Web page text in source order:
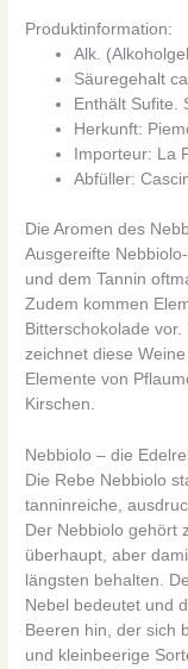
Produktinformation:
Alk.
Säuregehalt
Enthält Sufite.
Herkunft:
Importeur: La
Abfüller:
Die Aromen des
Ausgereifte
und dem Tannin
Zudem kommen
Bitterschokolade
zeichnet diese
Elemente von
Kirschen.
Nebbiolo – die
Die Rebe Nebbiolo
tanninreiche,
Der Nebbiolo gehört
überhaupt, aber
längsten behalten.
Nebel bedeutet und
Beeren hin, der sich
und kleinbeerige